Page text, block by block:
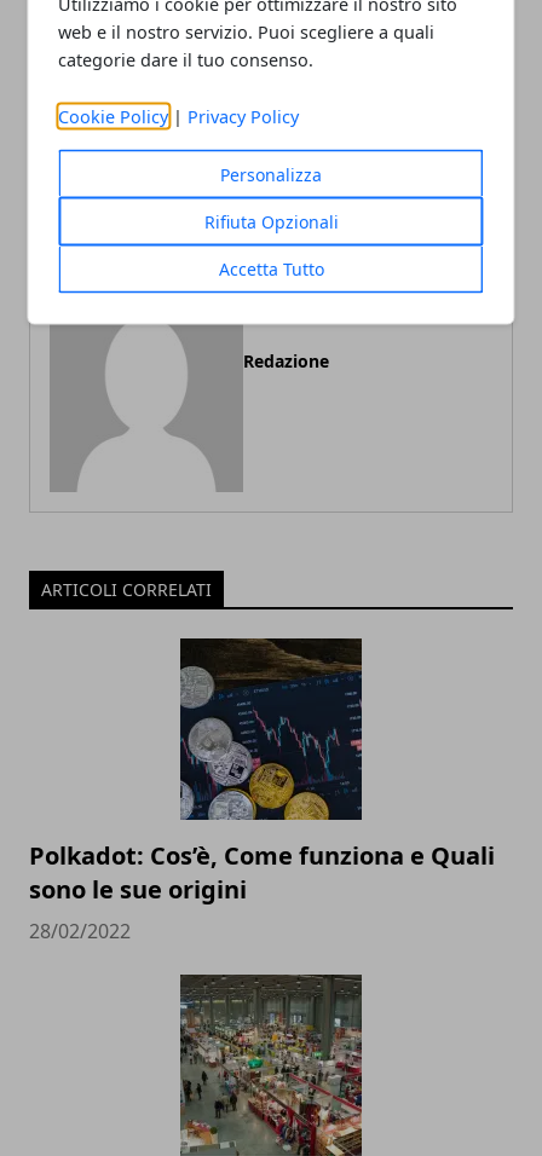
web e il nostro servizio. Puoi scegliere a quali
categorie dare il tuo consenso.
Cookie Policy | Privacy Policy
Personalizza
Rifiuta Opzionali
Accetta Tutto
Articolo Precedente
Manovra finanziaria:
L'economia sommersa vale
Redazione
ARTICOLI CORRELATI
Polkadot: Cos’è, Come funziona e Quali
sono le sue origini
28/02/2022